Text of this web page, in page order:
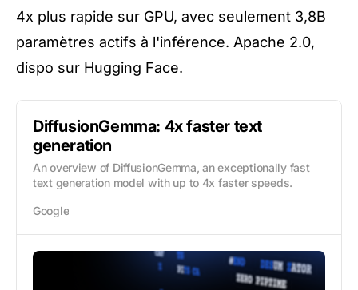
4x plus rapide sur GPU, avec seulement 3,8B
paramètres actifs à l'inférence. Apache 2.0,
dispo sur Hugging Face.
DiffusionGemma: 4x faster text
generation
An overview of DiffusionGemma, an exceptionally fast
text generation model with up to 4x faster speeds.
Google